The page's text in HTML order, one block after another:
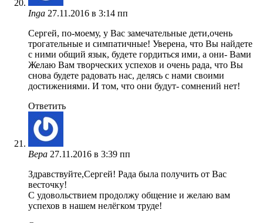
Inga 27.11.2016 в 3:14 пп
Сергей, по-моему, у Вас замечательные дети,очень
трогательные и симпатичные! Уверена, что Вы найдете
с ними общий язык, будете гордиться ими, а они- Вами
Желаю Вам творческих успехов и очень рада, что Вы
снова будете радовать нас, делясь с нами своими
достижениями. И том, что они будут- сомнений нет!
Ответить
Вера 27.11.2016 в 3:39 пп
Здравствуйте,Сергей! Рада была получить от Вас
весточку!
С удовольствием продолжу общение и желаю вам
успехов в нашем нелёгком труде!